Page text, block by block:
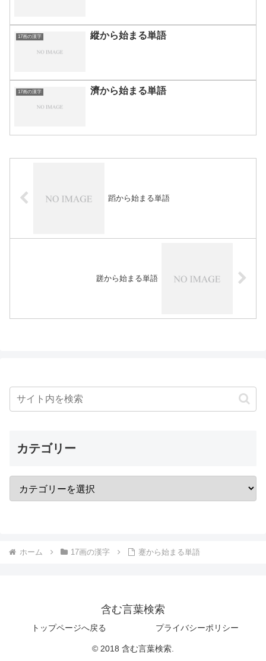
17画の漢字 縱から始まる単語
17画の漢字 濟から始まる単語
蹈から始まる単語
蹉から始まる単語
カテゴリー
ホーム 17画の漢字 蹇から始まる単語
含む言葉検索
トップページへ戻る プライバシーポリシー
© 2018 含む言葉検索.